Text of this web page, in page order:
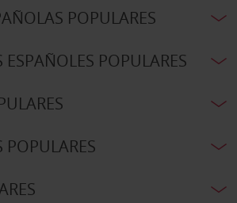
POPULARES
ESPAÑOLES POPULARES
POPULARES